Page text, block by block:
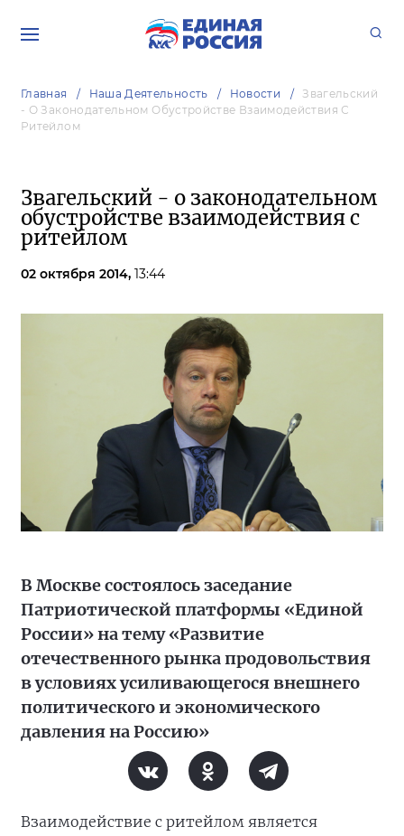
Главная Наша Деятельность Новости
Звагельский
- О Законодательном Обустройстве Взаимодействия С
Ритейлом
Звагельский - о законодательном
обустройстве взаимодействия с
ритейлом
02 октября 2014, 13:44
В Москве состоялось заседание
Патриотической платформы «Единой
России» на тему «Развитие
отечественного рынка продовольствия
в условиях усиливающегося внешнего
политического и экономического
давления на Россию»
Взаимодействие с ритейлом является